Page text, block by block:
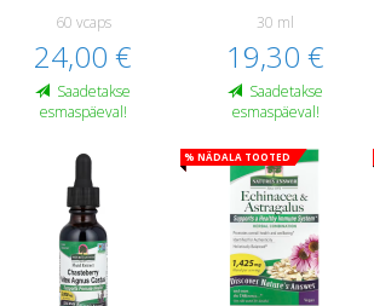
60 vcaps
24,00 €
Saadetakse
esmaspäeval!
30 ml
19,30 €
Saadetakse
esmaspäeval!
% Nädala tooted